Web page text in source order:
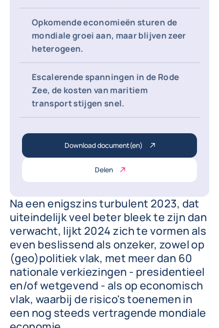
Opkomende economieën sturen de
mondiale groei aan, maar blijven zeer
heterogeen.
Escalerende spanningen in de Rode
Zee, de kosten van maritiem
transport stijgen snel.
Download document(en)
Delen
Na een enigszins turbulent 2023, dat
uiteindelijk veel beter bleek te zijn dan
verwacht, lijkt 2024 zich te vormen als
even beslissend als onzeker, zowel op
(geo)politiek vlak, met meer dan 60
nationale verkiezingen - presidentieel
en/of wetgevend - als op economisch
vlak, waarbij de risico's toenemen in
een nog steeds vertragende mondiale